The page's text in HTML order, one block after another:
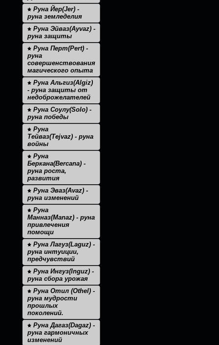
Руна Йер(Jer) -
руна земледелия
Руна Эйваз(Ayvaz) -
руна защиты
Руна Перт(Pert) -
руна
совершенствования
магического опыта
Руна Альгиз(Algiz)
- руна защиты от
недоброжелателей
Руна Соулу(Solo) -
руна победы
Руна
Тейваз(Tejvaz) - руна
войны
Руна
Беркана(Bercana) -
руна роста,
развития
Руна Эваз(Avaz) -
руна изменений
Руна
Манназ(Manaz) - руна
привлечения
помощи
Руна Лагуз(Laguz) -
руна интуиции,
предчувствий
Руна Ингуз(Inguz) -
руна сбора урожая
Руна Отил (Othel) -
руна мудрости
прошлых
поколений.
Руна Дагаз(Dagaz) -
руна гармоничных
изменений